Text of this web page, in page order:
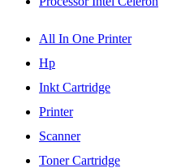
All In One Printer
Hp
Inkt Cartridge
Printer
Scanner
Toner Cartridge